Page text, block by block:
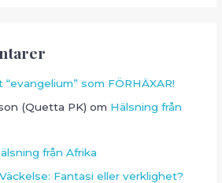
“evangelium” som FÖRHÄXAR!
(Quetta PK) om Hälsning från
från Afrika
Väckelse: Fantasi eller verklighet?